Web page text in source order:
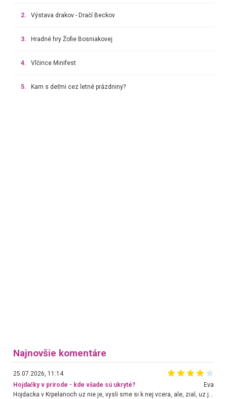
2. Výstava drakov - Dračí Beckov
3. Hradné hry Žofie Bosniakovej
4. Vlčince Minifest
5. Kam s deťmi cez letné prázdniny?
Najnovšie komentáre
25.07.2026, 11:14
Hojdačky v prírode - kde všade sú ukryté?
Eva
Hojdacka v Krpelanoch uz nie je, vysli sme si k nej vcera, ale, zial, uz je znicena. Ak sem planujete cestu len kvoli hojdacke, mozete si ju usetrit. Krasny vyhlad je tu vsak aj bez hojdacky :-)